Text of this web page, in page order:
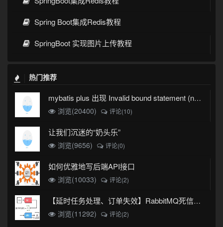
Spring Boot集成Redis教程
SpringBoot 实现图片上传教程
热门推荐
mybatis plus 出现 Invalid bound statement (not found)
浏览(20400)
评论(10)
让我们沉迷的“奶头乐”
浏览(9656) 评论(0)
如何优雅地写后端API接口
浏览(10033) 评论(2)
【延时任务处理、订单失效】RabbitMQ死信队列实现
浏览(11292)
评论(2)